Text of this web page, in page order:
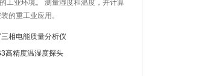
工业环境。 测量湿度和温度，并计算
的重工业应用。
相电能质量分析仪
高精度温湿度探头